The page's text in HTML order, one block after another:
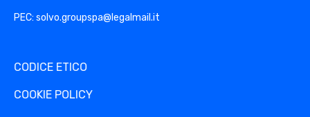
PEC: solvo.groupspa@legalmail.it
CODICE ETICO
COOKIE POLICY